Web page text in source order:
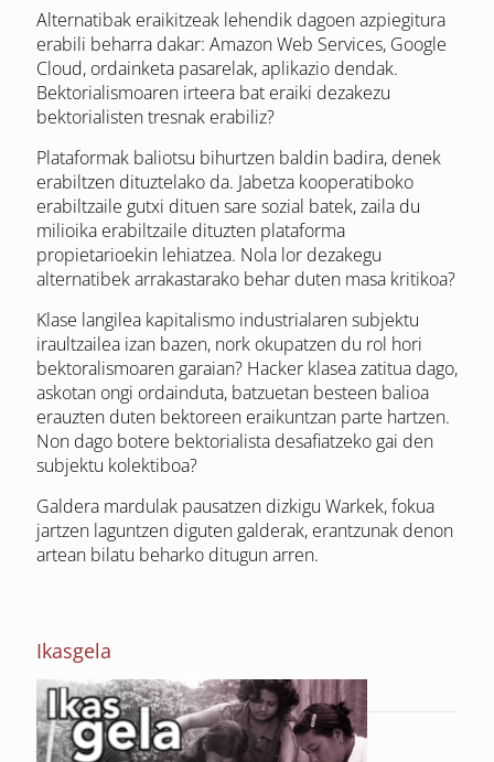
Alternatibak eraikitzeak lehendik dagoen azpiegitura
erabili beharra dakar: Amazon Web Services, Google
Cloud, ordainketa pasarelak, aplikazio dendak.
Bektorialismoaren irteera bat eraiki dezakezu
bektorialisten tresnak erabiliz?
Plataformak baliotsu bihurtzen baldin badira, denek
erabiltzen dituztelako da. Jabetza kooperatiboko
erabiltzaile gutxi dituen sare sozial batek, zaila du
milioika erabiltzaile dituzten plataforma
propietarioekin lehiatzea. Nola lor dezakegu
alternatibek arrakastarako behar duten masa kritikoa?
Klase langilea kapitalismo industrialaren subjektu
iraultzailea izan bazen, nork okupatzen du rol hori
bektoralismoaren garaian? Hacker klasea zatitua dago,
askotan ongi ordainduta, batzuetan besteen balioa
erauzten duten bektoreen eraikuntzan parte hartzen.
Non dago botere bektorialista desafiatzeko gai den
subjektu kolektiboa?
Galdera mardulak pausatzen dizkigu Warkek, fokua
jartzen laguntzen diguten galderak, erantzunak denon
artean bilatu beharko ditugun arren.
Ikasgela